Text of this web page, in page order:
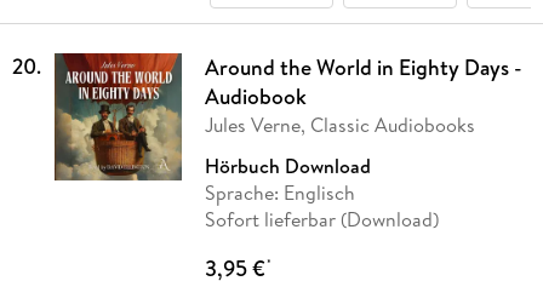
20.
Around the World in Eighty Days -
Audiobook
Jules Verne, Classic Audiobooks
Hörbuch Download
Sprache: Englisch
Sofort lieferbar (Download)
3,95 €*